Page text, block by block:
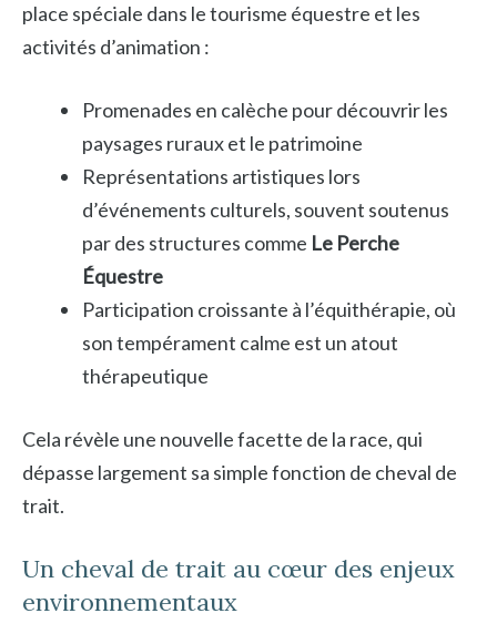
place spéciale dans le tourisme équestre et les
activités d’animation :
Promenades en calèche pour découvrir les
paysages ruraux et le patrimoine
Représentations artistiques lors
d’événements culturels, souvent soutenus
par des structures comme Le Perche
Équestre
Participation croissante à l’équithérapie, où
son tempérament calme est un atout
thérapeutique
Cela révèle une nouvelle facette de la race, qui
dépasse largement sa simple fonction de cheval de
trait.
Un cheval de trait au cœur des enjeux
environnementaux